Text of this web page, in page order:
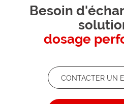
Besoin
dosage
CONTACTER UN